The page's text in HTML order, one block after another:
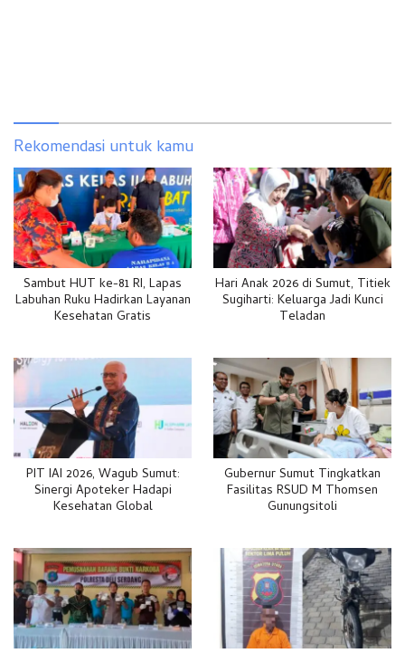
Rekomendasi untuk kamu
Sambut HUT ke-81 RI, Lapas
Labuhan Ruku Hadirkan Layanan
Kesehatan Gratis
Hari Anak 2026 di Sumut, Titiek
Sugiharti: Keluarga Jadi Kunci
Teladan
PIT IAI 2026, Wagub Sumut:
Sinergi Apoteker Hadapi
Kesehatan Global
Gubernur Sumut Tingkatkan
Fasilitas RSUD M Thomsen
Gunungsitoli